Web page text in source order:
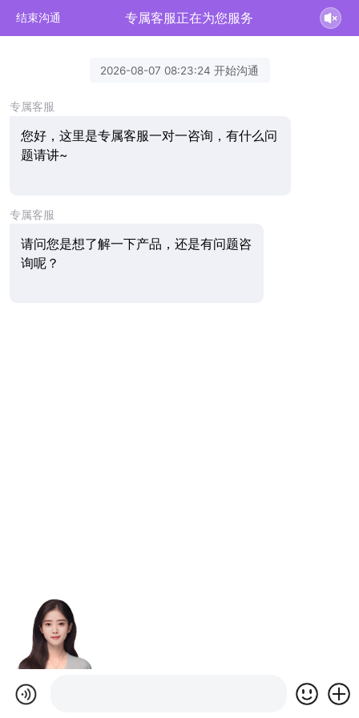
结束沟通 专属客服正在为您服务
2026-08-07 08:23:24 开始沟通
专属客服
您好，这里是专属客服一对一咨询，有什么问
题请讲~
专属客服
请问您是想了解一下产品，还是有问题咨
询呢？